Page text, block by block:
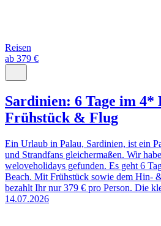
Reisen
ab 379 €
Sardinien: 6 Tage im 4*
Frühstück & Flug
Ein Urlaub in Palau, Sardinien, ist ein
und Strandfans gleichermaßen. Wir
weloveholidays gefunden. Es geht 6
Beach. Mit Frühstück sowie dem Hin-
bezahlt Ihr nur 379 € pro Person. Die
14.07.2026